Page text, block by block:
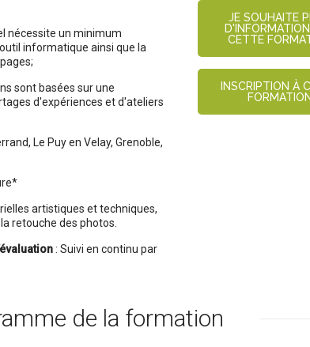
nécessite un minimum
informatique ainsi que la
sont basées sur une
d'expériences et d'ateliers
Le Puy en Velay, Grenoble,
artistiques et techniques,
retouche des photos.
: Suivi en continu par
JE SOUHAITE
CETTE
INSCRIPTION À
FORMATION
de la formation